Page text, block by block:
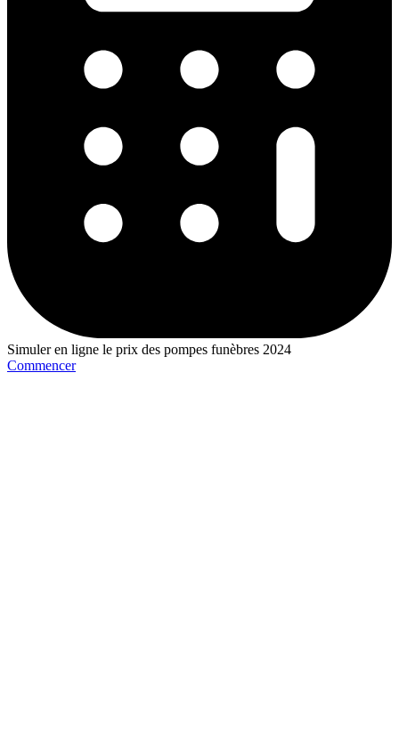
Simuler en ligne le prix des pompes funèbres 2024
Commencer